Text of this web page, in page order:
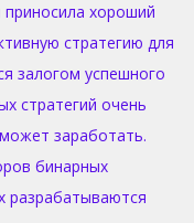
хороший
стратегию для
залогом успешного
стратегий очень
заработать.
бинарных
разрабатываются